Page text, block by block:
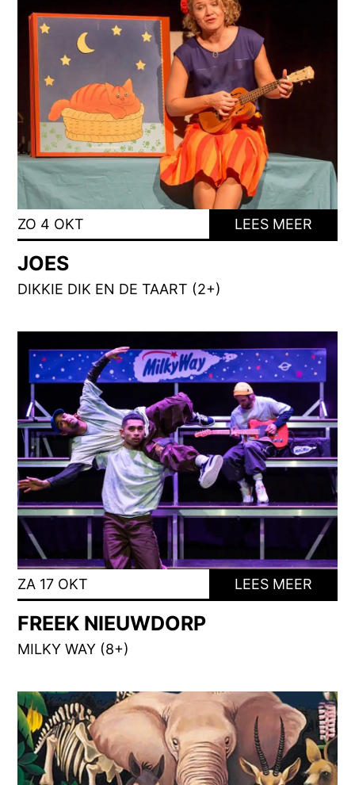
ZO 4 OKT LEES MEER
JOES
DIKKIE DIK EN DE TAART (2+)
ZA 17 OKT LEES MEER
FREEK NIEUWDORP
MILKY WAY (8+)